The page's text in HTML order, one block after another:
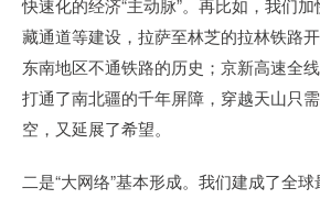
快速化的经济“主动脉”。再比如，我们
藏通道等建设，拉萨至林芝的拉林铁路
东南地区不通铁路的历史；京新高速全
打通了南北疆的千年屏障，穿越天山只
空，又延展了希望。
二是“大网络”基本形成。我们建成了全球